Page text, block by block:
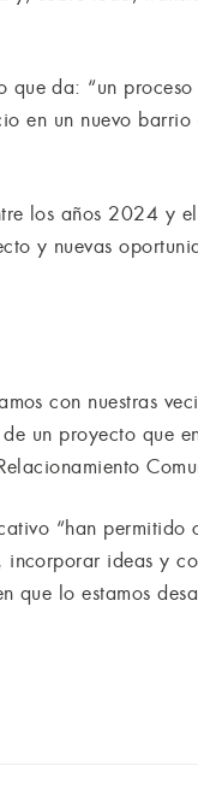
que da: “un
en un nuevo barrio
los años 2024 y
y nuevas
con nuestras
un proyecto que
“han
ideas y
que lo estamos